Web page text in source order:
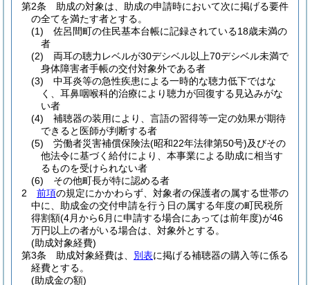
第2条
助成の対象は、助成の申請時において次に掲げる要件
の全てを満たす者とする。
(1)
佐呂間町の住民基本台帳に記録されている18歳未満の
者
(2)
両耳の聴力レベルが30デシベル以上70デシベル未満で
身体障害者手帳の交付対象外である者
(3)
中耳炎等の急性疾患による一時的な聴力低下ではな
く、耳鼻咽喉科的治療により聴力が回復する見込みがな
い者
(4)
補聴器の装用により、言語の習得等一定の効果が期待
できると医師が判断する者
(5)
労働者災害補償保険法(昭和22年法律第50号)及びその
他法令に基づく給付により、本事業による助成に相当す
るものを受けられない者
(6)
その他町長が特に認める者
2
前項の規定にかかわらず、対象者の保護者の属する世帯の
中に、助成金の交付申請を行う日の属する年度の町民税所
得割額(4月から6月に申請する場合にあっては前年度)が46
万円以上の者がいる場合は、対象外とする。
(助成対象経費)
第3条
助成対象経費は、 別表に掲げる補聴器の購入等に係る
経費とする。
(助成金の額)